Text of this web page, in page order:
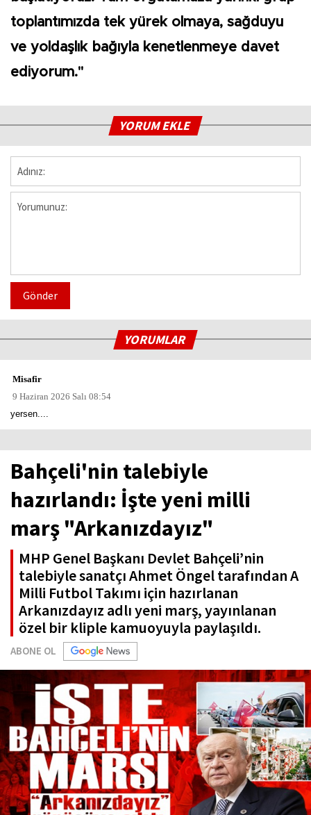
toplantımızda tek yürek olmaya, sağduyu
ve yoldaşlık bağıyla kenetlenmeye davet
ediyorum."
YORUM EKLE
Gönder
YORUMLAR
Misafir
9 Haziran 2026 Salı 08:54
yersen....
Bahçeli'nin talebiyle
hazırlandı: İşte yeni milli
marş "Arkanızdayız"
MHP Genel Başkanı Devlet Bahçeli’nin
talebiyle sanatçı Ahmet Öngel tarafından A
Milli Futbol Takımı için hazırlanan
Arkanızdayız adlı yeni marş, yayınlanan
özel bir kliple kamuoyuyla paylaşıldı.
ABONE OL